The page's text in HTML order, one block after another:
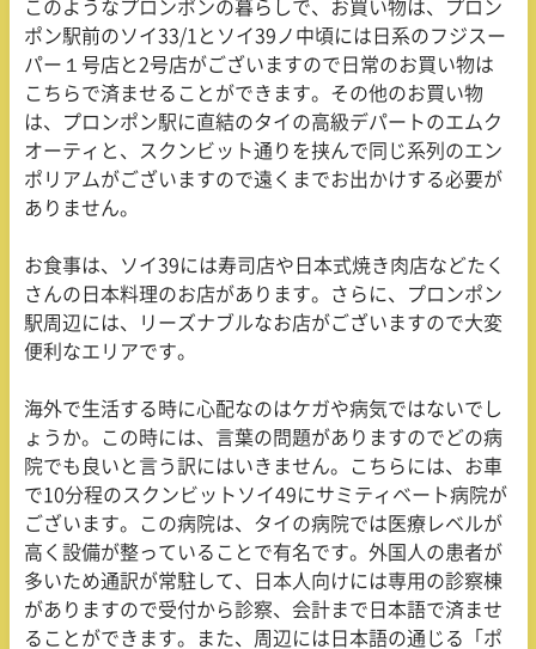
このようなプロンポンの暮らしで、お買い物は、プロン
ポン駅前のソイ33/1 とソイ39 ノ中頃には日系のフジスー
パー１号店と2号店がございますので日常のお買い物は
こちらで済ませることができます。その他のお買い物
は、プロンポン駅に直結のタイの高級デパートのエムク
オーティと、スクンビット通りを挟んで同じ系列のエン
ポリアムがございますので遠くまでお出かけする必要が
ありません。
お食事は、ソイ39には寿司店や日本式焼き肉店などたく
さんの日本料理のお店があります。さらに、プロンポン
駅周辺には、リーズナブルなお店がございますので大変
便利なエリアです。
海外で生活する時に心配なのはケガや病気ではないでし
ょうか。この時には、言葉の問題がありますのでどの病
院でも良いと言う訳にはいきません。こちらには、お車
で10分程のスクンビットソイ49にサミティベート病院が
ございます。この病院は、タイの病院では医療レベルが
高く設備が整っていることで有名です。外国人の患者が
多いため通訳が常駐して、日本人向けには専用の診察棟
がありますので受付から診察、会計まで日本語で済ませ
ることができます。また、周辺には日本語の通じる「ポ